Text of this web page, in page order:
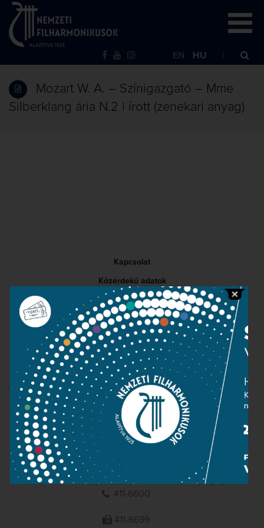
EN HU
Mozart W. A. – Színigazgató – Mme
Silberklang ária N.2 | írott (zenekari anyag)
Kapcsolat
Közérdekű adatok
Sajtószoba
Adatvédelem
Impresszum
NEMZETI
FILHARMONIKUSOK
1095 Budapest, Komor Marcell u. 1. (Müpa)
411-6600
411-6699